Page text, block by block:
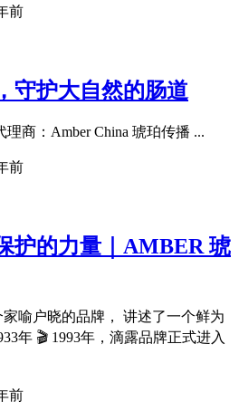
前
守护大自然的肠道
商：Amber China 琥珀传播 ...
前
护的力量｜AMBER 琥
喻户晓的品牌， 讲述了一个鲜为
年 🎬 1993年，滴露品牌正式进入
前